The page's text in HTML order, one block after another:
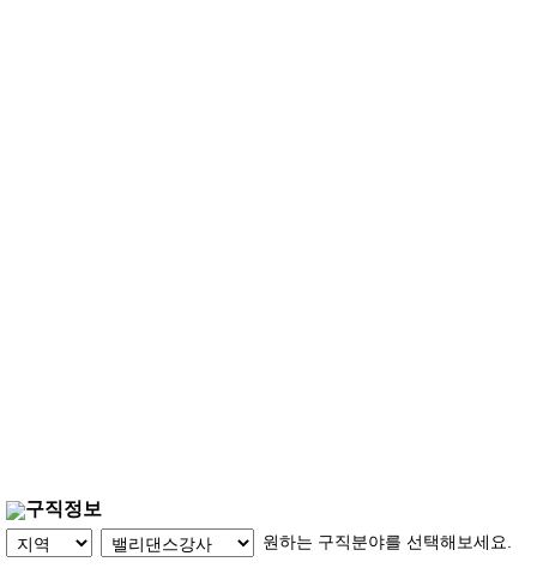
구직정보
원하는 구직분야를 선택해보세요.